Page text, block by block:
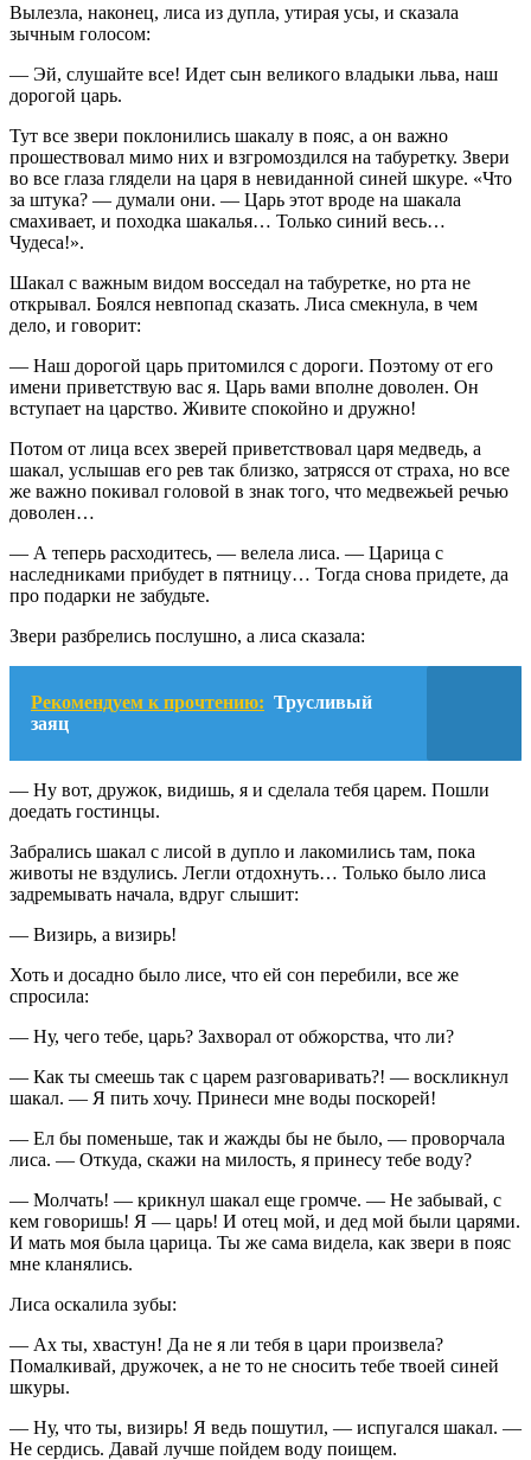
Вылезла, наконец, лиса из дупла, утирая усы, и сказала
зычным голосом:
— Эй, слушайте все! Идет сын великого владыки льва, наш
дорогой царь.
Тут все звери поклонились шакалу в пояс, а он важно
прошествовал мимо них и взгромоздился на табуретку. Звери
во все глаза глядели на царя в невиданной синей шкуре. «Что
за штука? — думали они. — Царь этот вроде на шакала
смахивает, и походка шакалья… Только синий весь…
Чудеса!».
Шакал с важным видом восседал на табуретке, но рта не
открывал. Боялся невпопад сказать. Лиса смекнула, в чем
дело, и говорит:
— Наш дорогой царь притомился с дороги. Поэтому от его
имени приветствую вас я. Царь вами вполне доволен. Он
вступает на царство. Живите спокойно и дружно!
Потом от лица всех зверей приветствовал царя медведь, а
шакал, услышав его рев так близко, затрясся от страха, но все
же важно покивал головой в знак того, что медвежьей речью
доволен…
— А теперь расходитесь, — велела лиса. — Царица с
наследниками прибудет в пятницу… Тогда снова придете, да
про подарки не забудьте.
Звери разбрелись послушно, а лиса сказала:
Рекомендуем к прочтению: Трусливый
заяц
— Ну вот, дружок, видишь, я и сделала тебя царем. Пошли
доедать гостинцы.
Забрались шакал с лисой в дупло и лакомились там, пока
животы не вздулись. Легли отдохнуть… Только было лиса
задремывать начала, вдруг слышит:
— Визирь, а визирь!
Хоть и досадно было лисе, что ей сон перебили, все же
спросила:
— Ну, чего тебе, царь? Захворал от обжорства, что ли?
— Как ты смеешь так с царем разговаривать?! — воскликнул
шакал. — Я пить хочу. Принеси мне воды поскорей!
— Ел бы поменьше, так и жажды бы не было, — проворчала
лиса. — Откуда, скажи на милость, я принесу тебе воду?
— Молчать! — крикнул шакал еще громче. — Не забывай, с
кем говоришь! Я — царь! И отец мой, и дед мой были царями.
И мать моя была царица. Ты же сама видела, как звери в пояс
мне кланялись.
Лиса оскалила зубы:
— Ах ты, хвастун! Да не я ли тебя в цари произвела?
Помалкивай, дружочек, а не то не сносить тебе твоей синей
шкуры.
— Ну, что ты, визирь! Я ведь пошутил, — испугался шакал. —
Не сердись. Давай лучше пойдем воду поищем.